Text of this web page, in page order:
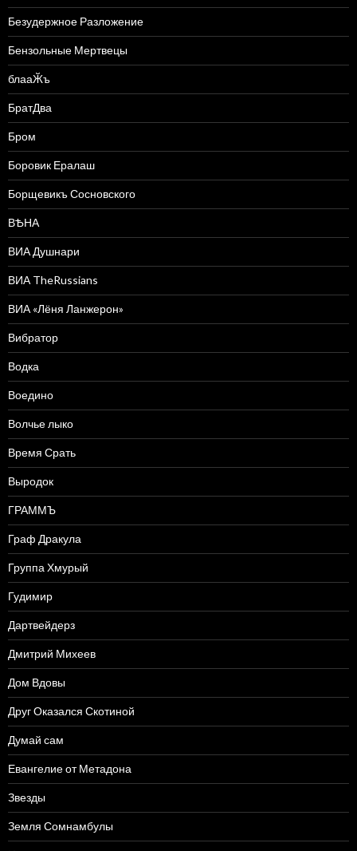
Безудержное Разложение
Бензольные Мертвецы
блааӁъ
БратДва
Бром
Боровик Ералаш
Борщевикъ Сосновского
ВѢНА
ВИА Душнари
ВИА TheRussians
ВИА «Лёня Ланжерон»
Вибратор
Водка
Воедино
Волчье лыко
Время Срать
Выродок
ГРАММЪ
Граф Дракула
Группа Хмурый
Гудимир
Дартвейдерз
Дмитрий Михеев
Дом Вдовы
Друг Оказался Скотиной
Думай сам
Евангелие от Метадона
Звезды
Земля Сомнамбулы